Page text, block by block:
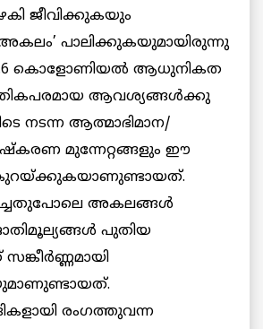
ജീവിക്കുകയും
അകലം’ പാലിക്കുകയുമായിരുന്നു
കൊളോണിയല്‍ ആധുനികത
ആവശ്യങ്ങള്‍ക്കു
നടന്ന ആത്മാഭിമാന/
മുന്നേറ്റങ്ങളും ഈ
അകലങ്ങള്‍
പുതിയ
രംഗത്തുവന്ന